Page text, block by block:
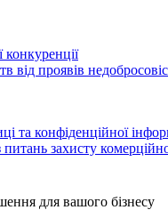
конкуренції
від проявів
та конфіденційної
захисту
для вашого бізнесу